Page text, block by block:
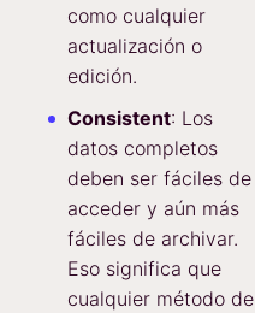
como cualquier
actualización o
edición.
Consistent: Los
datos completos
deben ser fáciles de
acceder y aún más
fáciles de archivar.
Eso significa que
cualquier método de